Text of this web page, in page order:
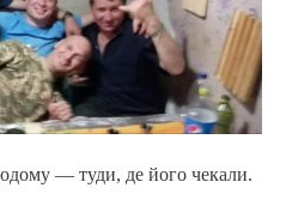
— туди, де його чекали.